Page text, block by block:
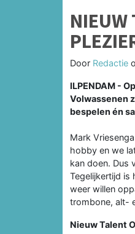
NIEUW
Door Redactie
ILPENDAM -
Volwassenen
bespelen én
Mark
hobby en we
kan doen. Dus
Tegelijkertijd is
weer willen
trombone, alt-
Nieuw Talent